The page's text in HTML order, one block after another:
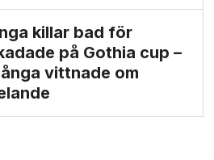
killar bad för
på Gothia cup –
vittnade om